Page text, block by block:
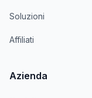
Soluzioni
Affiliati
Azienda